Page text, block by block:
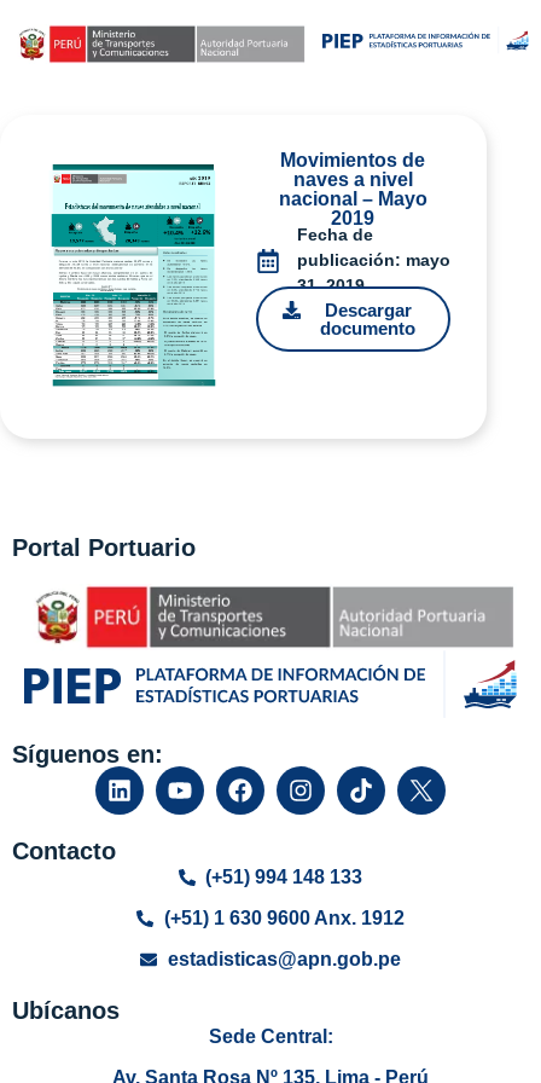
Movimientos de
naves a nivel
nacional – Mayo
2019
Fecha de
publicación: mayo
31, 2019
Descargar
documento
Portal Portuario
Síguenos en:
Contacto
(+51) 994 148 133
(+51) 1 630 9600 Anx. 1912
estadisticas@apn.gob.pe
Ubícanos
Sede Central:
Av. Santa Rosa Nº 135, Lima - Perú